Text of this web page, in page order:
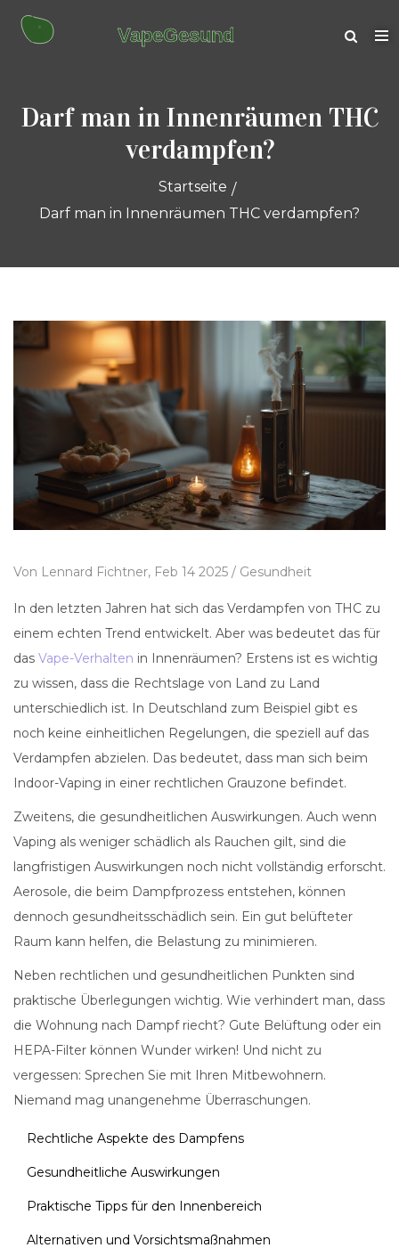
Darf man in Innenräumen THC
verdampfen?
Startseite
Darf man in Innenräumen THC verdampfen?
Von Lennard Fichtner, Feb 14 2025 / Gesundheit
In den letzten Jahren hat sich das Verdampfen von THC zu
einem echten Trend entwickelt. Aber was bedeutet das für
das Vape-Verhalten in Innenräumen? Erstens ist es wichtig
zu wissen, dass die Rechtslage von Land zu Land
unterschiedlich ist. In Deutschland zum Beispiel gibt es
noch keine einheitlichen Regelungen, die speziell auf das
Verdampfen abzielen. Das bedeutet, dass man sich beim
Indoor-Vaping in einer rechtlichen Grauzone befindet.
Zweitens, die gesundheitlichen Auswirkungen. Auch wenn
Vaping als weniger schädlich als Rauchen gilt, sind die
langfristigen Auswirkungen noch nicht vollständig erforscht.
Aerosole, die beim Dampfprozess entstehen, können
dennoch gesundheitsschädlich sein. Ein gut belüfteter
Raum kann helfen, die Belastung zu minimieren.
Neben rechtlichen und gesundheitlichen Punkten sind
praktische Überlegungen wichtig. Wie verhindert man, dass
die Wohnung nach Dampf riecht? Gute Belüftung oder ein
HEPA-Filter können Wunder wirken! Und nicht zu
vergessen: Sprechen Sie mit Ihren Mitbewohnern.
Niemand mag unangenehme Überraschungen.
Rechtliche Aspekte des Dampfens
Gesundheitliche Auswirkungen
Praktische Tipps für den Innenbereich
Alternativen und Vorsichtsmaßnahmen